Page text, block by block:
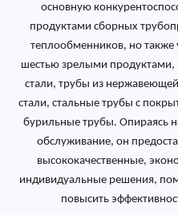
основную
продуктами сборных
теплообменников, но также
шестью зрелыми продуктами,
стали, трубы из
стали, стальные трубы с
бурильные трубы. Опираясь
обслуживание, он
высококачественные,
индивидуальные решения,
повысить